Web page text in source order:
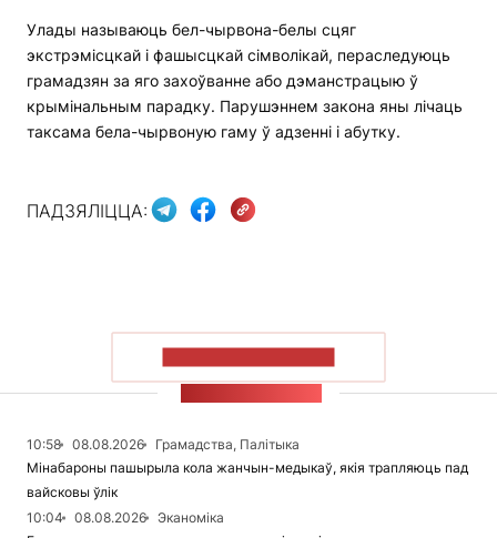
Улады называюць бел-чырвона-белы сцяг
экстрэмісцкай і фашысцкай сімволікай, пераследуюць
грамадзян за яго захоўванне або дэманстрацыю ў
крымінальным парадку. Парушэннем закона яны лічаць
таксама бела-чырвоную гаму ў адзенні і абутку.
ПАДЗЯЛІЦЦА:
10:58 08.08.2026
Грамадства, Палітыка
Мінабароны пашырыла кола жанчын-медыкаў, якія трапляюць пад
вайсковы ўлік
10:04
08.08.2026
Эканоміка